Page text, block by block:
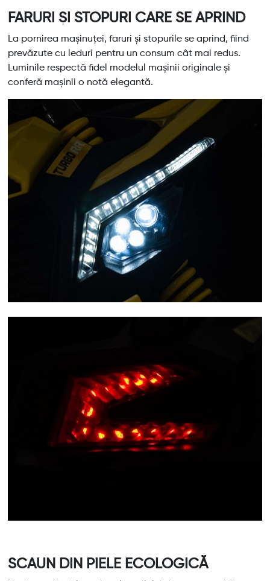
FARURI ȘI STOPURI CARE SE APRIND
La pornirea mașinuței, faruri și stopurile se aprind, fiind
prevăzute cu leduri pentru un consum cât mai redus.
Luminile respectă fidel modelul mașinii originale și
conferă mașinii o notă elegantă.
SCAUN DIN PIELE ECOLOGICĂ